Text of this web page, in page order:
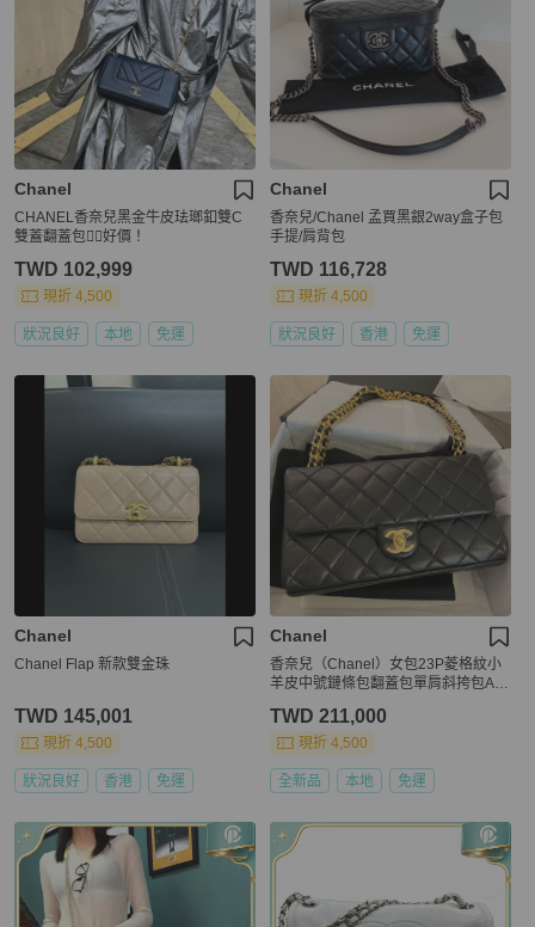
Chanel
CHANEL香奈兒黑金牛皮珐瑯釦雙C
雙蓋翻蓋包🐕‍🦺好價！
TWD 102,999
現折 4,500
狀況良好 本地 免運
Chanel
香奈兒/Chanel 孟買黑銀2way盒子包
手提/肩背包
TWD 116,728
現折 4,500
狀況良好 香港 免運
Chanel
Chanel Flap 新款雙金珠
TWD 145,001
現折 4,500
狀況良好 香港 免運
Chanel
香奈兒（Chanel）女包23P菱格紋小
羊皮中號鏈條包翻蓋包單肩斜挎包AS
TWD 211,000
現折 4,500
全新品 本地 免運